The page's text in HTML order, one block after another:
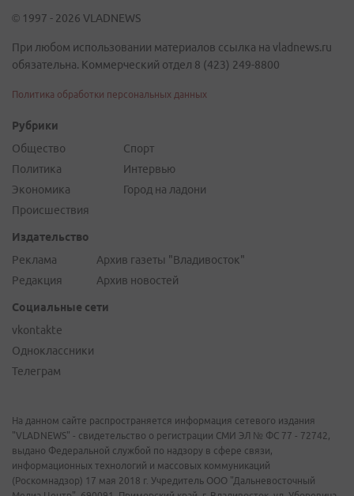
© 1997 - 2026 VLADNEWS
При любом использовании материалов ссылка на vladnews.ru
обязательна. Коммерческий отдел 8 (423) 249-8800
Политика обработки персональных данных
Рубрики
Общество
Политика
Экономика
Происшествия
Спорт
Интервью
Город на ладони
Издательство
Реклама
Редакция
Архив газеты "Владивосток"
Архив новостей
Социальные сети
vkontakte
Одноклассники
Телеграм
На данном сайте распространяется информация сетевого издания
"VLADNEWS" - свидетельство о регистрации СМИ ЭЛ № ФС 77 - 72742,
выдано Федеральной службой по надзору в сфере связи,
информационных технологий и массовых коммуникаций
(Роскомнадзор) 17 мая 2018 г. Учредитель ООО "Дальневосточный